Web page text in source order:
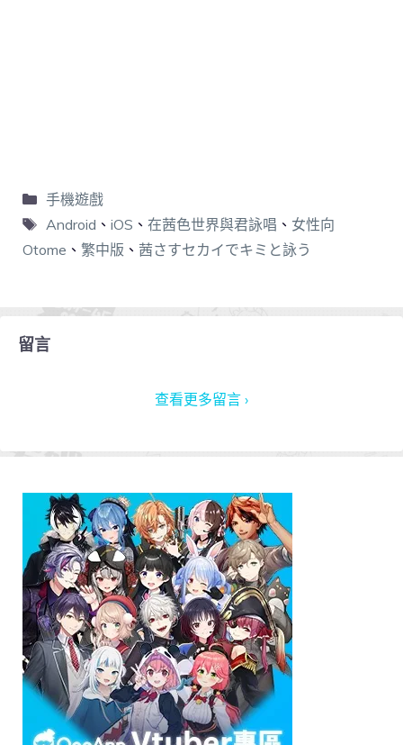
手機遊戲
Android 、 iOS 、 在茜色世界與君詠唱 、 女性向
Otome 、 繁中版 、 茜さすセカイでキミと詠う
留言
查看更多留言 ›